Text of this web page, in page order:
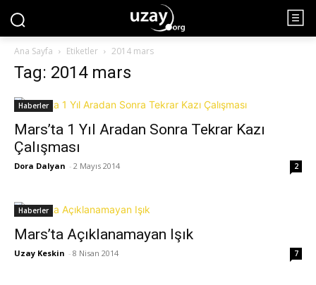
Ana Sayfa Etiketler 2014 mars
Tag: 2014 mars
Haberler
Mars’ta 1 Yıl Aradan Sonra Tekrar Kazı
Çalışması
Dora Dalyan - 2 Mayıs 2014 2
Haberler
Mars’ta Açıklanamayan Işık
Uzay Keskin - 8 Nisan 2014 7